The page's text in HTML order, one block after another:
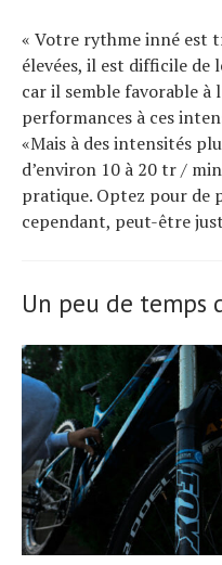
« Votre rythme inné est
élevées, il est difficile de
car il semble favorable à
performances à ces
«Mais à des intensités
d’environ 10 à 20 tr /
pratique. Optez pour de
cependant, peut-être
Un peu de temps